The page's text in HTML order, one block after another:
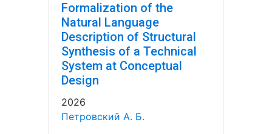
Formalization of the
Natural Language
Description of Structural
Synthesis of a Technical
System at Conceptual
Design
2026
Петровский А. Б.